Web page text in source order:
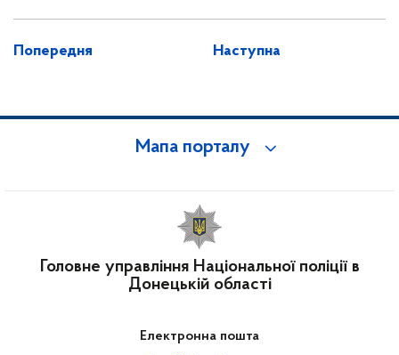
Попередня Наступна
Мапа порталу
Головне управління Національної поліції в
Донецькій області
Електронна пошта